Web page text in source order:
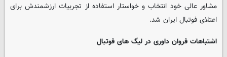
مشاور عالی خود انتخاب و خواستار استفاده از تجربیات ارزشمندش برای
اعتلای فوتبال ایران شد.
اشتباهات فروان داوری در لیگ های فوتبال